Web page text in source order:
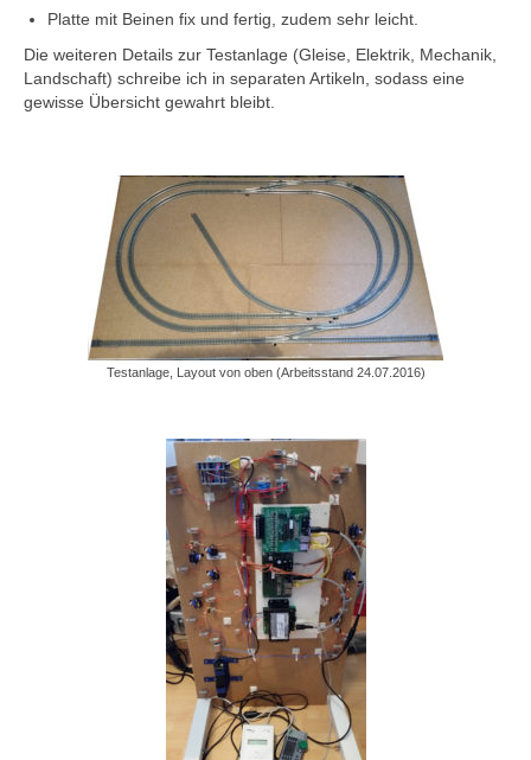
Flügelsignale (Formsignale) 3D-Druck H0
Testanlage Spur N
Fahrzeuge auf- und umarbeiten
Roco BR 132 / BR 232 mit Plux22
Austauschplatine, ESU Loksound 5 und Zimo
GoldCap
Piko BB9210 – BR118 – BR65
Piko VT4.12 / BR173 in Epoche V/VI-DB-
Airbrush – Erfahrungswerte
MoBa-Blog
OpenDCC-Links
Platte mit Beinen fix und fertig, zudem sehr leicht.
Die weiteren Details zur Testanlage (Gleise, Elektrik, Mechanik,
Landschaft) schreibe ich in separaten Artikeln, sodass eine
gewisse Übersicht gewahrt bleibt.
Testanlage, Layout von oben (Arbeitsstand 24.07.2016)